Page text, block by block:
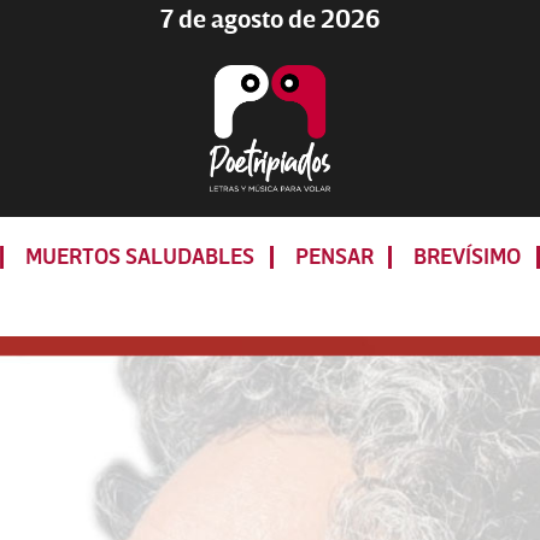
7 de agosto de 2026
LETRAS
Y
PARA
VOLAR
MUERTOS SALUDABLES PENSAR BREVÍSIMO